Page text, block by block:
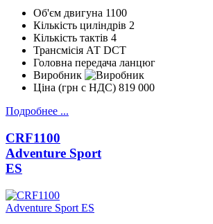
Об'єм двигуна 1100
Кількість циліндрів 2
Кількість тактів 4
Трансмісія АТ DCT
Головна передача ланцюг
Виробник
Ціна (грн с НДС) 819 000
Подробнее ...
CRF1100
Adventure Sport
ES